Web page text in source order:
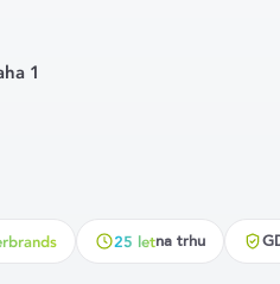
1
25 letna trhu